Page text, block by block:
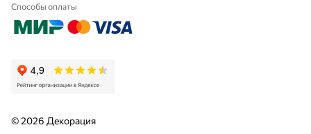
Способы оплаты
© 2026 Декорация